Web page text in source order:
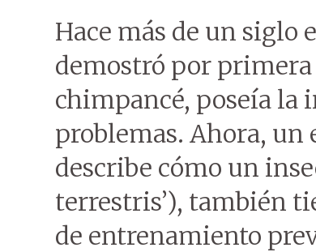
Hace más de un siglo
demostró por
chimpancé, poseía la
problemas. Ahora, un
describe cómo un
terrestris’), también
de entrenamiento